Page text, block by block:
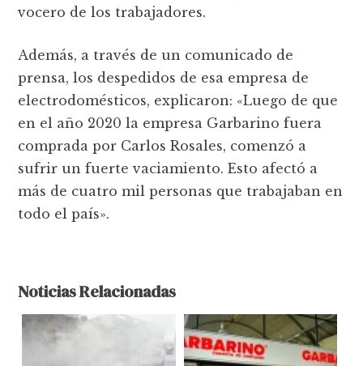
vocero de los trabajadores.
Además, a través de un comunicado de
prensa, los despedidos de esa empresa de
electrodomésticos, explicaron: «Luego de que
en el año 2020 la empresa Garbarino fuera
comprada por Carlos Rosales, comenzó a
sufrir un fuerte vaciamiento. Esto afectó a
más de cuatro mil personas que trabajaban en
todo el país».
Noticias Relacionadas